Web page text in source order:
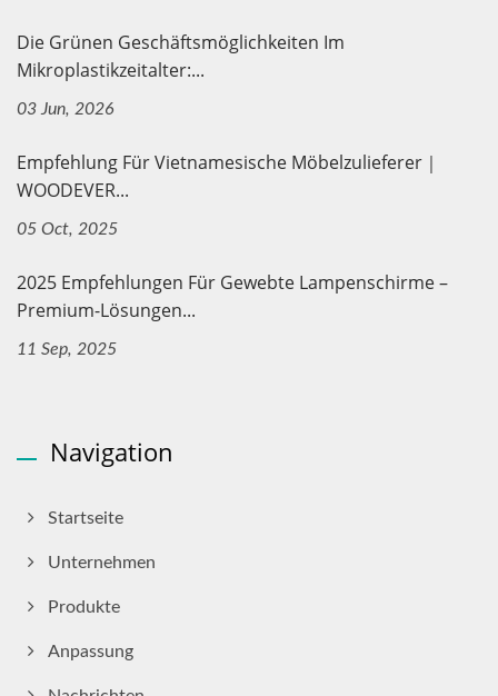
Die Grünen Geschäftsmöglichkeiten Im
Mikroplastikzeitalter:...
03 Jun, 2026
Empfehlung Für Vietnamesische Möbelzulieferer｜
WOODEVER...
05 Oct, 2025
2025 Empfehlungen Für Gewebte Lampenschirme –
Premium-Lösungen...
11 Sep, 2025
Navigation
Startseite
Unternehmen
Produkte
Anpassung